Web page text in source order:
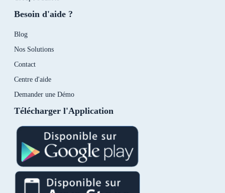
Besoin d'aide ?
Blog
Nos Solutions
Contact
Centre d'aide
Demander une Démo
Télécharger l'Application